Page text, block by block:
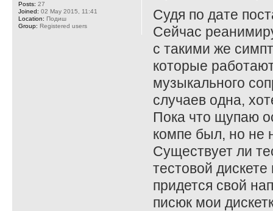
Судя по дате
Сейчас
с такими же
которые
музыкального
случаев одна,
Пока что щупаю
компе был, но не
Существует ли
тестовой
придется свой
писюк мои
Posts: 27
Joined: 02 May 2015, 11:41
Location: Подиш
Group: Registered users